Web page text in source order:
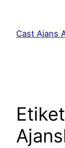
Cast Ajans